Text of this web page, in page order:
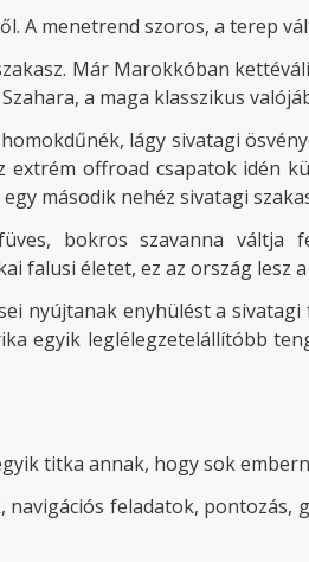
A menetrend szoros, a terep
Már Marokkóban
a maga klasszikus
lágy sivatagi
offroad csapatok idén
második nehéz sivatagi
bokros szavanna
falusi életet, ez az ország lesz a
nyújtanak enyhülést a
egyik leglélegzetelállítóbb
titka annak, hogy sok
feladatok, pontozás,